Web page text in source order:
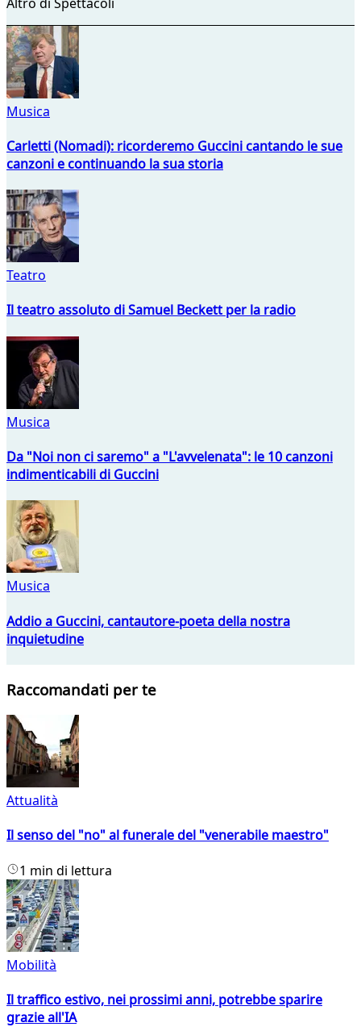
Musica
Carletti (Nomadi): ricorderemo Guccini cantando le sue
canzoni e continuando la sua storia
Teatro
Il teatro assoluto di Samuel Beckett per la radio
Musica
Da "Noi non ci saremo" a "L'avvelenata": le 10 canzoni
indimenticabili di Guccini
Musica
Addio a Guccini, cantautore-poeta della nostra
inquietudine
Raccomandati per te
Attualità
Il senso del "no" al funerale del "venerabile maestro"
1 min di lettura
Mobilità
Il traffico estivo, nei prossimi anni, potrebbe sparire
grazie all'IA